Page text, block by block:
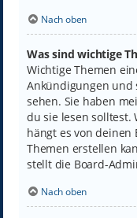
Nach oben
Was sind wichtige
Wichtige Themen
Ankündigungen und
sehen. Sie haben
du sie lesen solltest.
hängt es von deinen
Themen erstellen
stellt die Board-
Nach oben